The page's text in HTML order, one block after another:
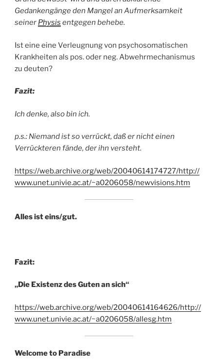
Gedankengänge den Mangel an Aufmerksamkeit
seiner Physis entgegen behebe.
Ist eine eine Verleugnung von psychosomatischen
Krankheiten als pos. oder neg. Abwehrmechanismus
zu deuten?
Fazit:
Ich denke, also bin ich.
p.s.: Niemand ist so verrückt, daß er nicht einen
Verrückteren fände, der ihn versteht.
https://web.archive.org/web/20040614174727/http://
www.unet.univie.ac.at/~a0206058/newvisions.htm
Alles ist eins/gut.
Fazit:
„Die Existenz des Guten an sich“
https://web.archive.org/web/20040614164626/http://
www.unet.univie.ac.at/~a0206058/allesg.htm
Welcome to Paradise